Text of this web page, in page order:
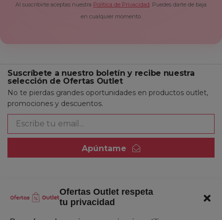
Ofertas Outlet respeta
tu privacidad
Al suscribirte aceptas nuestra Política de Privacidad . Puedes darte de baja
en cualquier momento.
Suscríbete a nuestro boletín y recibe nuestra
selección de Ofertas Outlet
No te pierdas grandes oportunidades en productos outlet,
promociones y descuentos.
Apúntame
Quienes somos